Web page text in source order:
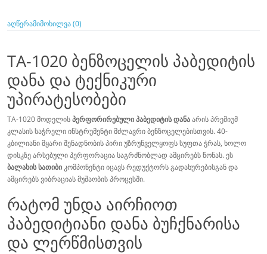
აღწერამიმოხილვა (0)
TA-1020 ბენზოცელის პაბედიტის
დანა და ტექნიკური
უპირატესობები
TA-1020 მოდელისპერფორირებული პაბედიტის დანაარის პრემიუმ
კლასის საჭრელი ინსტრუმენტი მძლავრი ბენზოცელებისთვის. 40-
კბილიანი მყარი შენადნობის პირი უზრუნველყოფს სუფთა ჭრას, ხოლო
დისკზე არსებული პერფორაცია საგრძნობლად ამცირებს წონას. ეს
ბალახის სათიბიკომპონენტი იცავს რედუქტორს გადახურებისგან და
ამცირებს ვიბრაციას მუშაობის პროცესში.
რატომ უნდა აირჩიოთ
პაბედიტიანი დანა ბუჩქნარისა
და ლერწმისთვის